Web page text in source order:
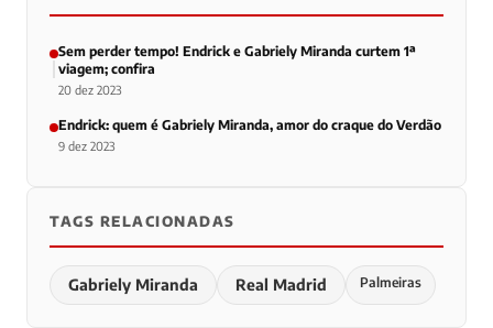
Sem perder tempo! Endrick e Gabriely Miranda curtem 1ª
viagem; confira
20 dez 2023
Endrick: quem é Gabriely Miranda, amor do craque do Verdão
9 dez 2023
TAGS RELACIONADAS
Gabriely Miranda Real Madrid Palmeiras